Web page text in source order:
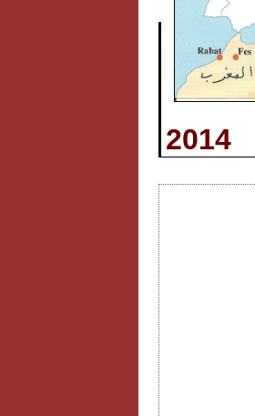
2014